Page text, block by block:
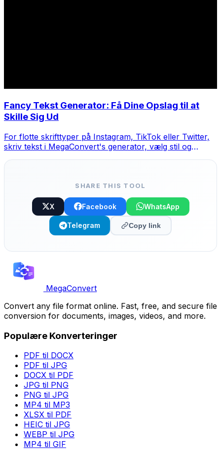
Fancy Tekst Generator: Få Dine Opslag til at
Skille Sig Ud
For flotte skrifttyper på Instagram, TikTok eller Twitter,
skriv tekst i MegaConvert's generator, vælg stil og
SHARE THIS TOOL
X Facebook WhatsApp
Telegram Copy link
MegaConvert
Convert any file format online. Fast, free, and secure file
conversion for documents, images, videos, and more.
Populære Konverteringer
PDF til DOCX
PDF til JPG
DOCX til PDF
JPG til PNG
PNG til JPG
MP4 til MP3
XLSX til PDF
HEIC til JPG
WEBP til JPG
MP4 til GIF